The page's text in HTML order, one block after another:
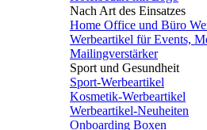
Nach Art des Einsatzes
Home Office und Büro
Werbeartikel für Events,
Mailingverstärker
Sport und Gesundheit
Sport-Werbeartikel
Kosmetik-Werbeartikel
Werbeartikel-Neuheiten
Onboarding Boxen